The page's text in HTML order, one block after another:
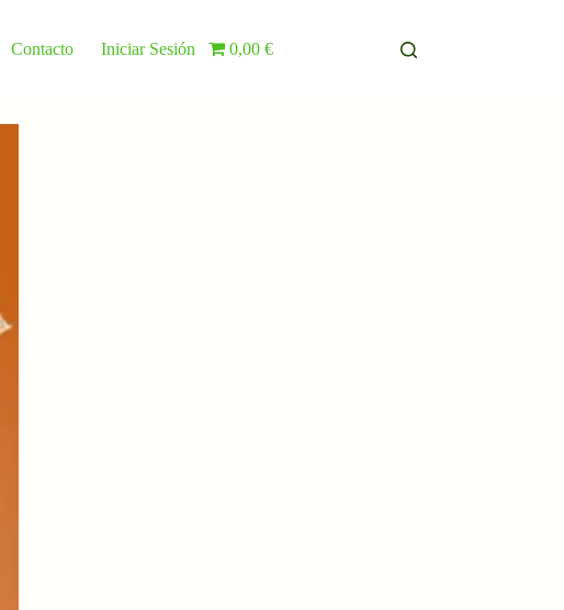
Contacto Iniciar Sesión 0,00 €